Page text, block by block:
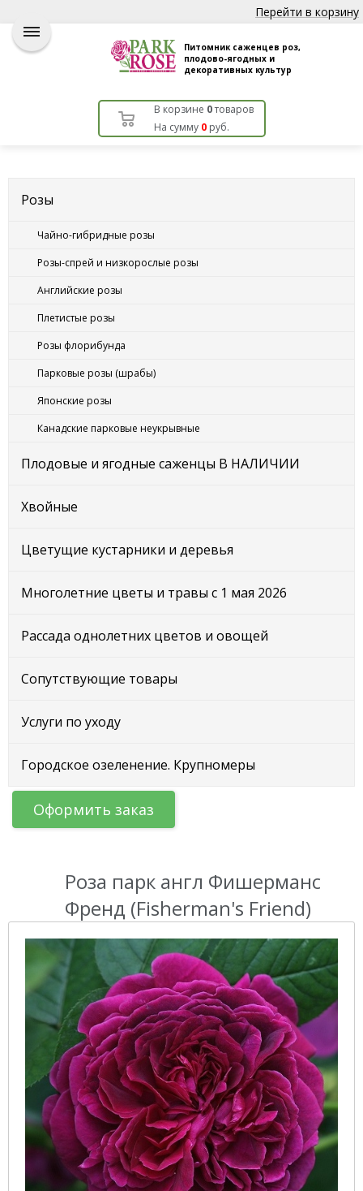
Перейти в корзину
Питомник саженцев роз,
плодово-ягодных и
декоративных культур
В корзине 0товаров
На сумму 0руб.
Розы
Чайно-гибридные розы
Розы-спрей и низкорослые розы
Английские розы
Плетистые розы
Розы флорибунда
Парковые розы (шрабы)
Японские розы
Канадские парковые неукрывные
Плодовые и ягодные саженцы В НАЛИЧИИ
Хвойные
Цветущие кустарники и деревья
Многолетние цветы и травы с 1 мая 2026
Рассада однолетних цветов и овощей
Сопутствующие товары
Услуги по уходу
Городское озеленение. Крупномеры
Оформить заказ
Роза парк англ Фишерманс
Френд (Fisherman's Friend)